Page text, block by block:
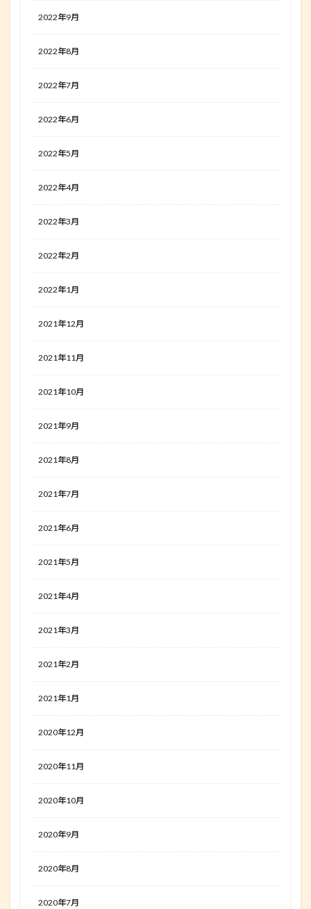
2022年9月
2022年8月
2022年7月
2022年6月
2022年5月
2022年4月
2022年3月
2022年2月
2022年1月
2021年12月
2021年11月
2021年10月
2021年9月
2021年8月
2021年7月
2021年6月
2021年5月
2021年4月
2021年3月
2021年2月
2021年1月
2020年12月
2020年11月
2020年10月
2020年9月
2020年8月
2020年7月